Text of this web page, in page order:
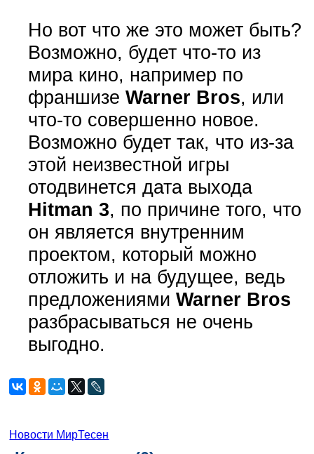
Но вот что же это может быть?
Возможно, будет что-то из
мира кино, например по
франшизе Warner Bros, или
что-то совершенно новое.
Возможно будет так, что из-за
этой неизвестной игры
отодвинется дата выхода
Hitman 3, по причине того, что
он является внутренним
проектом, который можно
отложить и на будущее, ведь
предложениями Warner Bros
разбрасываться не очень
выгодно.
Новости МирТесен